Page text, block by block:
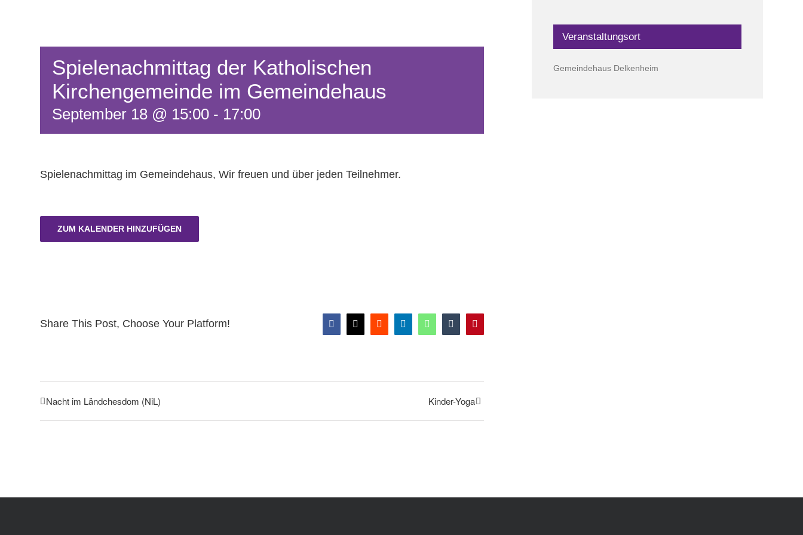
Spielenachmittag der Katholischen
Kirchengemeinde im Gemeindehaus
September 18 @ 15:00 - 17:00
Spielenachmittag im Gemeindehaus, Wir freuen und über jeden Teilnehmer.
ZUM KALENDER HINZUFÜGEN
Share This Post, Choose Your Platform! Facebook
X RedditLinkedInWhatsAppTumblrPinterest
Nacht im Ländchesdom (NiL) Kinder-Yoga
Veranstaltungsort
Gemeindehaus Delkenheim